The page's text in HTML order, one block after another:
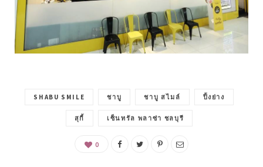
SHABU SMILE ชาบู ชาบู สไมล์ ปิ้งย่าง
สุกี้ เซ็นทรัล พลาซ่า ชลบุรี
0